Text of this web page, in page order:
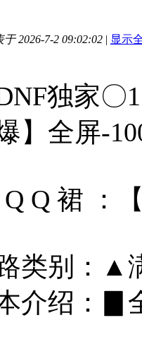
于 2026-7-2 09:02:02 | 显示
DNF独家
】全屏-
Q 裙 ：
类别：▲
介绍：▊